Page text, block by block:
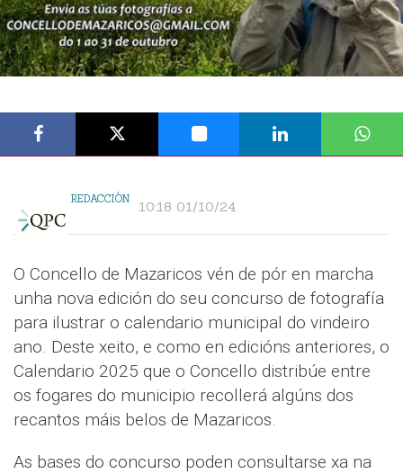
REDACCIÓN 10:18 01/10/24
O Concello de Mazaricos vén de pór en marcha
unha nova edición do seu concurso de fotografía
para ilustrar o calendario municipal do vindeiro
ano. Deste xeito, e como en edicións anteriores, o
Calendario 2025 que o Concello distribúe entre
os fogares do municipio recollerá algúns dos
recantos máis belos de Mazaricos.
As bases do concurso poden consultarse xa na